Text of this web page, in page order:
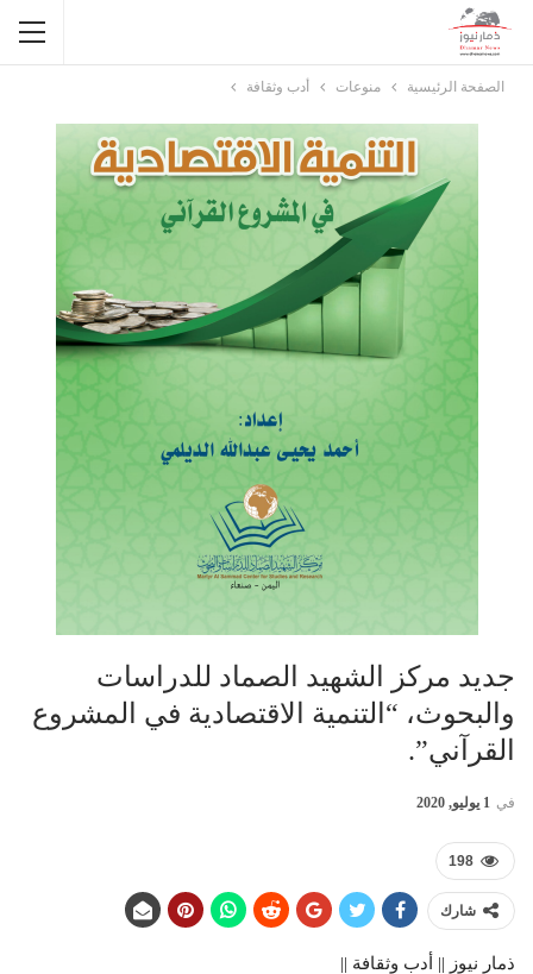
الصفحة الرئيسية منوعات أدب وثقافة
جديد مركز الشهيد الصماد للدراسات
والبحوث، “التنمية الاقتصادية في المشروع
القرآني”.
في 1 يوليو, 2020
198
شارك
ذمار نيوز || أدب وثقافة ||